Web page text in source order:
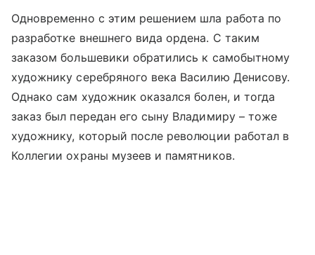
Одновременно с этим решением шла работа по
разработке внешнего вида ордена. С таким
заказом большевики обратились к самобытному
художнику серебряного века Василию Денисову.
Однако сам художник оказался болен, и тогда
заказ был передан его сыну Владимиру – тоже
художнику, который после революции работал в
Коллегии охраны музеев и памятников.